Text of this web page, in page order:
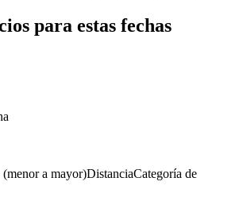
para estas fechas
(menor a mayor)DistanciaCategoría de